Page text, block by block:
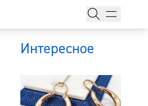
Интересное